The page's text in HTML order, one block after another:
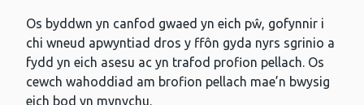
Os byddwn yn canfod gwaed yn eich pŵ, gofynnir i
chi wneud apwyntiad dros y ffôn gyda nyrs sgrinio a
fydd yn eich asesu ac yn trafod profion pellach. Os
cewch wahoddiad am brofion pellach mae’n bwysig
eich bod yn mynychu.